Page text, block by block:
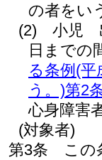
の者をい
(2)
小児
日までの
る条例 (平
う。)第2
心身障害
(対象者)
第3条
この